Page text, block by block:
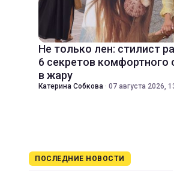
Не только лен: стилист
6 секретов комфортного
в жару
Катерина Собкова · 07 августа 2026,
ПОСЛЕДНИЕ НОВОСТИ